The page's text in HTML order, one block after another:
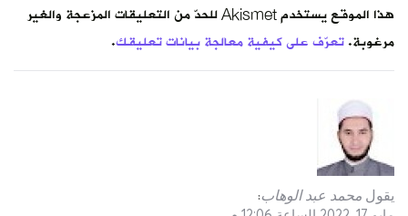
هذا الموقع يستخدم Akismet للحدّ من التعليقات المزعجة والغير
مرغوبة.تعرّف على كيفية معالجة بيانات تعليقك.
يقول محمد عبد الوهاب: